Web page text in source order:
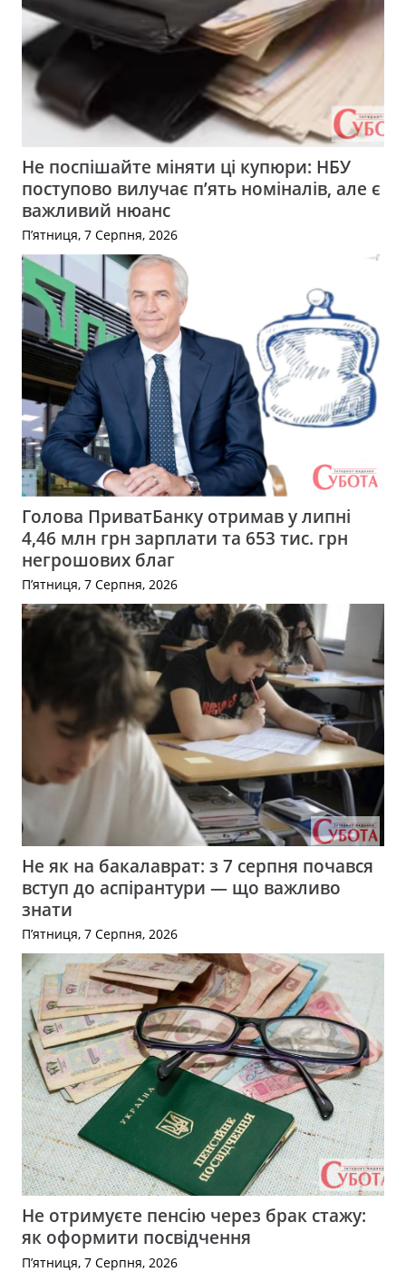
Не поспішайте міняти ці купюри: НБУ
поступово вилучає п’ять номіналів, але є
важливий нюанс
П’ятниця, 7 Серпня, 2026
Голова ПриватБанку отримав у липні
4,46 млн грн зарплати та 653 тис. грн
негрошових благ
П’ятниця, 7 Серпня, 2026
Не як на бакалаврат: з 7 серпня почався
вступ до аспірантури — що важливо
знати
П’ятниця, 7 Серпня, 2026
Не отримуєте пенсію через брак стажу:
як оформити посвідчення
П’ятниця, 7 Серпня, 2026